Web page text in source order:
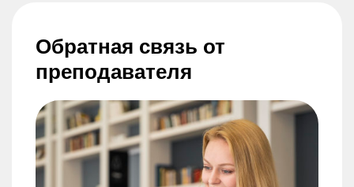
Обратная связь от
преподавателя